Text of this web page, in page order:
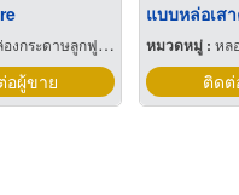
กระดาษลูกฟูกและไฟเบอร์
อผู้ขาย
หมวดหมู่ : หลอ
ติดต่